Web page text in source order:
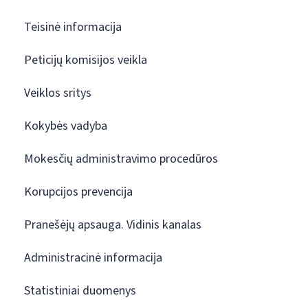
Teisinė informacija
Peticijų komisijos veikla
Veiklos sritys
Kokybės vadyba
Mokesčių administravimo procedūros
Korupcijos prevencija
Pranešėjų apsauga. Vidinis kanalas
Administracinė informacija
Statistiniai duomenys